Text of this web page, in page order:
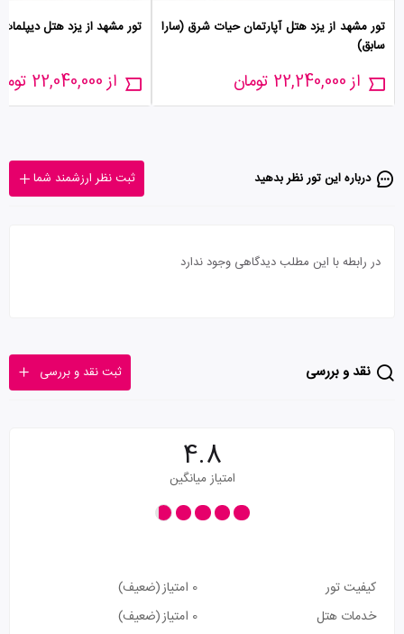
تور مشهد از یزد هتل آپارتمان حیات شرق (سارا
سابق)
از 22,240,000 تومان
تور مشهد از یزد هتل دیپلمات
از 22,040,000 تومان
درباره این تور‌ نظر بدهید ثبت نظر ارزشمند شما
در رابطه با این مطلب دیدگاهی وجود ندارد
نقد و بررسی ثبت نقد و بررسی
4.8
امتیاز میانگین
کیفیت تور 0 امتیاز
(ضعیف)
خدمات هتل
0 امتیاز
(ضعیف)